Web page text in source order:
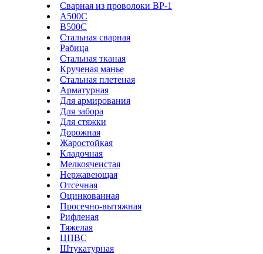
Сварная из проволоки ВР-1
А500С
В500С
Стальная сварная
Рабица
Стальная тканая
Крученая манье
Стальная плетеная
Арматурная
Для армирования
Для забора
Для стяжки
Дорожная
Жаростойкая
Кладочная
Мелкоячеистая
Нержавеющая
Отсечная
Оцинкованная
Просечно-вытяжная
Рифленая
Тяжелая
ЦПВС
Штукатурная